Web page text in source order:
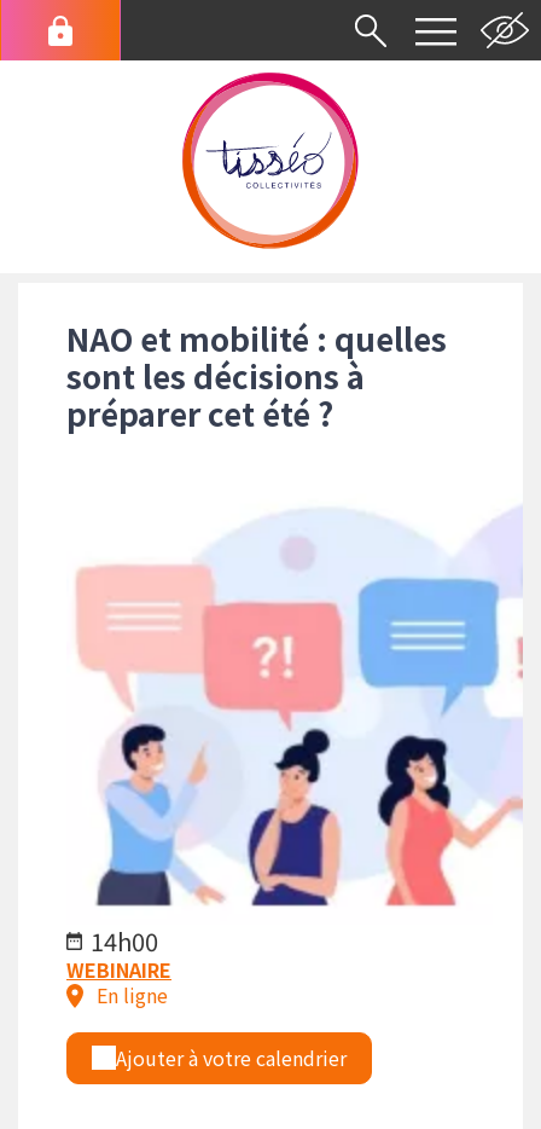
contenu
Menu
du
d'Ariane
NAO et mobilité : quelles
sont les décisions à
préparer cet été ?
14h00
WEBINAIRE
En ligne
Ajouter à votre calendrier